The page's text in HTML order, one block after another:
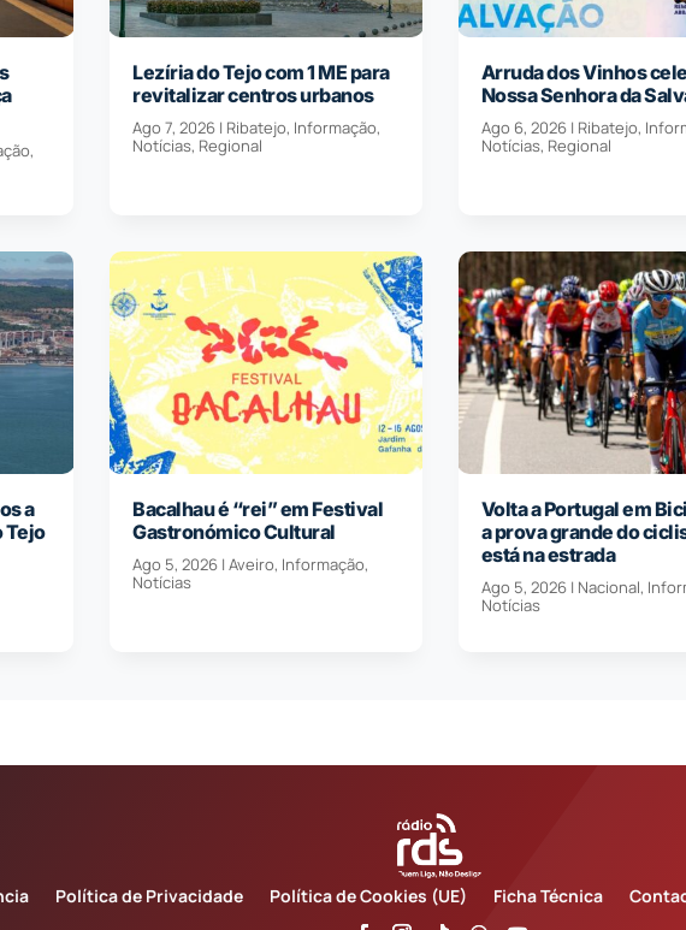
,
Lezíria do Tejo com 1 ME para
revitalizar centros urbanos
Ago 7, 2026 | Ribatejo, Informação,
Notícias, Regional
Arruda dos Vinhos
Nossa Senhora da
Ago 6, 2026| Ribatejo,
Notícias, Regional
a
Tejo
Bacalhau é “rei” em Festival
Gastronómico Cultural
Ago 5, 2026 |Aveiro, Informação,
Notícias
Volta a Portugal em
a prova grande do
está na estrada
Ago 5, 2026| Nacional,
Notícias
Política de Privacidade Política de Cookies (UE) Ficha Técnica